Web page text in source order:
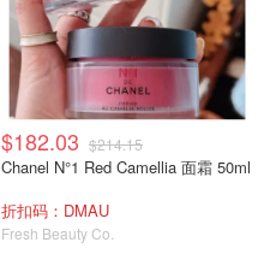
$182.03 $214.15
Chanel N°1 Red Camellia 面霜 50ml
折扣码：DMAU
Fresh Beauty Co.